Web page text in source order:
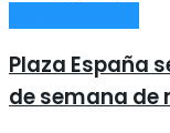
Plaza España
de semana de